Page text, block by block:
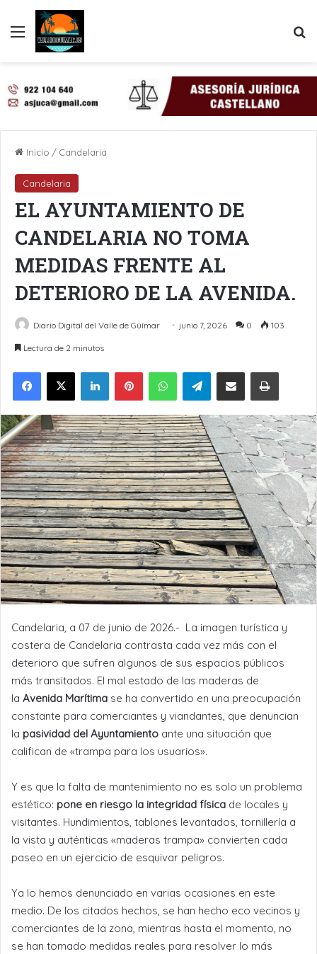
Menú
Inicio / Candelaria
Candelaria
EL AYUNTAMIENTO DE
CANDELARIA NO TOMA
MEDIDAS FRENTE AL
DETERIORO DE LA AVENIDA.
Diario Digital del Valle de Güímar junio 7, 2026 0 103
Lectura de 2 minutos
LinkedInPinterestWhatsAppTelegramCompartir por Email Imprimir
Candelaria, a 07 de junio de 2026.- La imagen turística y
costera de Candelaria contrasta cada vez más con el
deterioro que sufren algunos de sus espacios públicos
más transitados. El mal estado de las maderas de
la Avenida Marítima se ha convertido en una preocupación
constante para comerciantes y viandantes, que denuncian
la pasividad del Ayuntamiento ante una situación que
califican de «trampa para los usuarios».
Y es que la falta de mantenimiento no es solo un problema
estético: pone en riesgo la integridad física de locales y
visitantes. Hundimientos, tablones levantados, tornillería a
la vista y auténticas «maderas trampa» convierten cada
paseo en un ejercicio de esquivar peligros.
Ya lo hemos denunciado en varias ocasiones en este
medio. De los citados hechos, se han hecho eco vecinos y
comerciantes de la zona, mientras hasta el momento, no
se han tomado medidas reales para resolver lo más